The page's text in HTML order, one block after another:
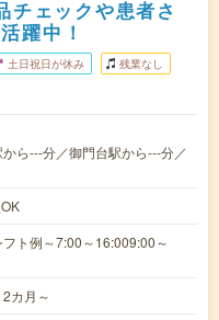
チェックや患者さ
躍中！
土日祝日が休み 残業なし
ら---分／御門台駅から---分／
ト例～7:00～16:009:00～
カ月～